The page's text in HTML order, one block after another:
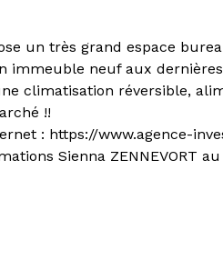
un très grand espace
immeuble neuf aux
climatisation réversible,
!!
: https://www.agence-
Sienna ZENNEVORT au